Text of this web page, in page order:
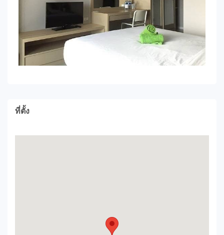
ที่ตั้ง